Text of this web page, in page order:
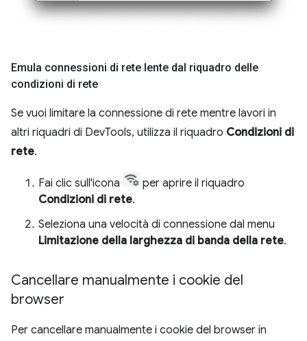
Emula connessioni di rete lente dal riquadro delle
condizioni di rete
Se vuoi limitare la connessione di rete mentre lavori in
altri riquadri di DevTools, utilizza il riquadro Condizioni di
rete.
Fai clic sull'icona
per aprire il riquadro
Condizioni di rete.
Seleziona una velocità di connessione dal menu
Limitazione della larghezza di banda della rete.
Cancellare manualmente i cookie del
browser
Per cancellare manualmente i cookie del browser in